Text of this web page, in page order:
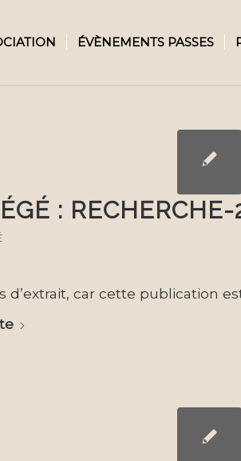
ÉVÈNEMENTS PASSES
: RECHERCHE-
d’extrait, car cette publication